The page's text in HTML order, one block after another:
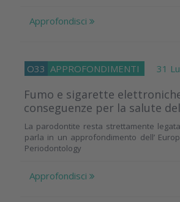
Approfondisci
O33 APPROFONDIMENTI 31
Fumo e sigarette
conseguenze per la salute
La parodontite resta strettamente
parla in un approfondimento dell’
Periodontology
Approfondisci